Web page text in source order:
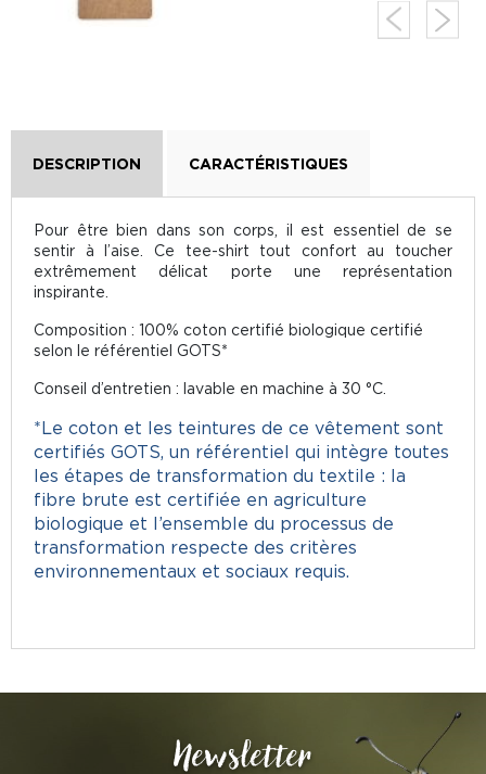
DESCRIPTION CARACTÉRISTIQUES
Pour être bien dans son corps, il est essentiel de se
sentir à l’aise. Ce tee-shirt tout confort au toucher
extrêmement délicat porte une représentation
inspirante.
Composition : 100% coton certifié biologique certifié
selon le référentiel GOTS*
Conseil d’entretien : lavable en machine à 30 °C.
*Le coton et les teintures de ce vêtement sont
certifiés GOTS, un référentiel qui intègre toutes
les étapes de transformation du textile : la
fibre brute est certifiée en agriculture
biologique et l’ensemble du processus de
transformation respecte des critères
environnementaux et sociaux requis.
Newsletter